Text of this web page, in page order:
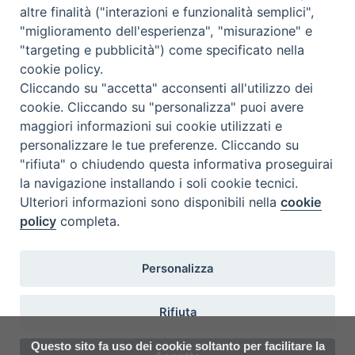
Questo sito fa uso dei cookie soltanto per facilitare la
Catechistico Diocesano presso…
Convegno catechistico regionale
Convegno catechistico…
archivio documenti
altre finalità ("interazioni e funzionalità semplici",
"miglioramento dell'esperienza", "misurazione" e
"targeting e pubblicità") come specificato nella
cookie policy.
Cliccando su "accetta" acconsenti all'utilizzo dei
cookie. Cliccando su "personalizza" puoi avere
maggiori informazioni sui cookie utilizzati e
personalizzare le tue preferenze. Cliccando su
"rifiuta" o chiudendo questa informativa proseguirai
la navigazione installando i soli cookie tecnici.
Ulteriori informazioni sono disponibili nellacookie
policy completa.
Personalizza
Rifiuta